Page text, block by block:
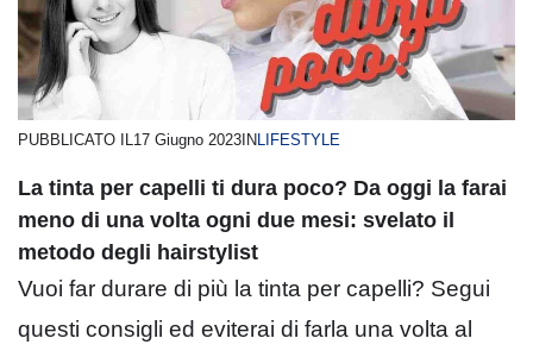
PUBBLICATO IL 17 Giugno 2023 IN LIFESTYLE
La tinta per capelli ti dura poco? Da oggi la farai
meno di una volta ogni due mesi: svelato il
metodo degli hairstylist
Vuoi far durare di più la tinta per capelli? Segui
questi consigli ed eviterai di farla una volta al